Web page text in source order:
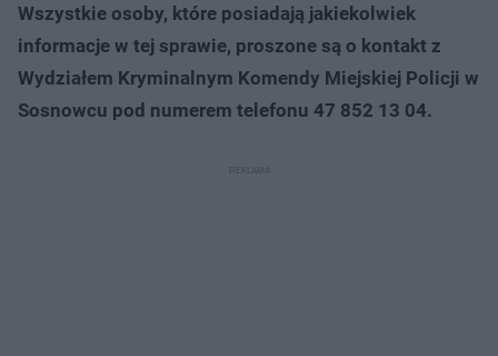
Wszystkie osoby, które posiadają jakiekolwiek
informacje w tej sprawie, proszone są o kontakt z
Wydziałem Kryminalnym Komendy Miejskiej Policji w
Sosnowcu pod numerem telefonu 47 852 13 04.